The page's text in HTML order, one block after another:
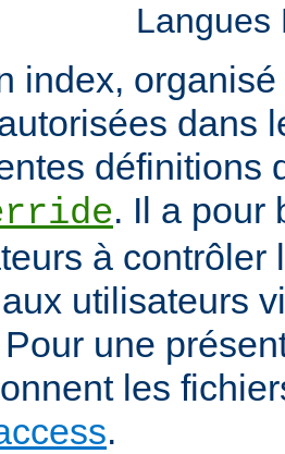
index,
dans
définitions
. Il a pour
à contrôler
utilisateurs
une
les
.